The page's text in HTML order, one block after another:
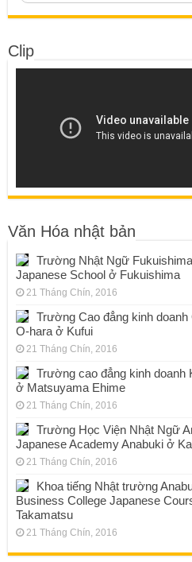
Clip
Văn Hóa nhật bản
Trường Nhật Ngữ Fukuishima
Japanese School ở Fukuishima
21 Tháng Chín, 2016
Trường Cao đẳng kinh doanh
O-hara ở Kufui
21 Tháng Chín, 2016
Trường cao đẳng kinh doanh
ở Matsuyama Ehime
21 Tháng Chín, 2016
Trường Học Viện Nhật Ngữ
Japanese Academy Anabuki ở
21 Tháng Chín, 2016
Khoa tiếng Nhật trường
Business College Japanese
Takamatsu
21 Tháng Chín, 2016